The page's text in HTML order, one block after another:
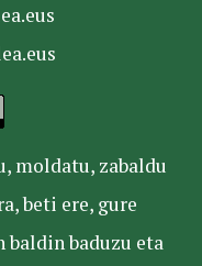
moldatu, zabaldu
beti ere, gure
baduzu eta